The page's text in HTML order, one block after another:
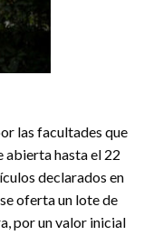
las facultades que
abierta hasta el 22
declarados en
oferta un lote de
por un valor inicial